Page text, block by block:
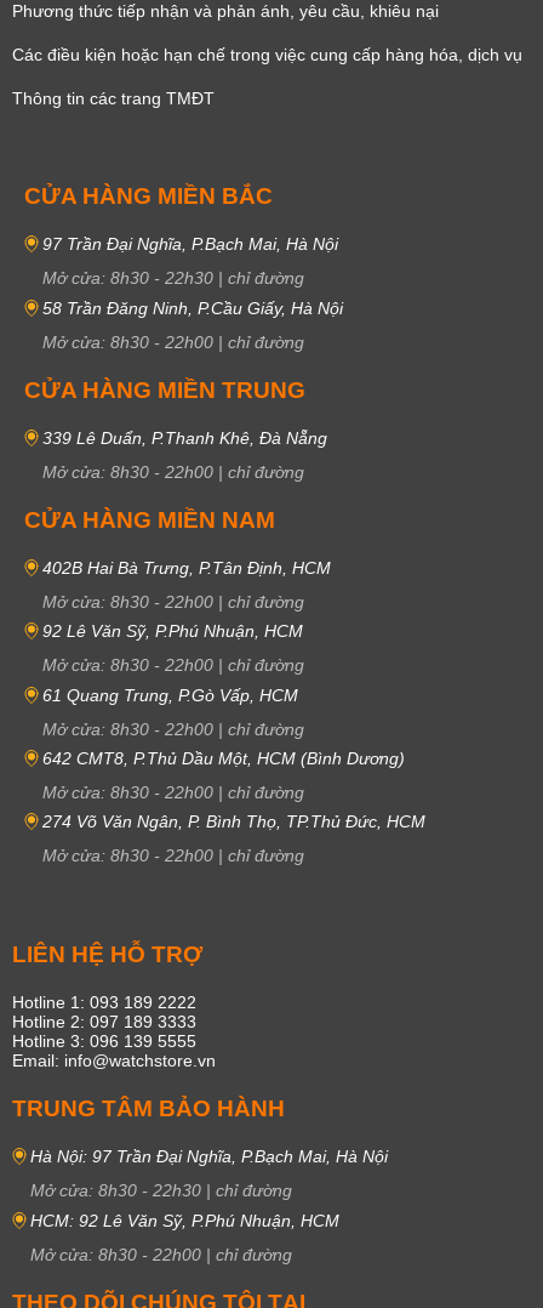
Phương thức tiếp nhận và phản ánh, yêu cầu, khiêu nại
Các điều kiện hoặc hạn chế trong việc cung cấp hàng hóa, dịch vụ
Thông tin các trang TMĐT
CỬA HÀNG MIỀN BẮC
97 Trần Đại Nghĩa, P.Bạch Mai, Hà Nội
Mở cửa: 8h30 - 22h30 | chỉ đường
58 Trần Đăng Ninh, P.Cầu Giấy, Hà Nội
Mở cửa: 8h30 - 22h00 | chỉ đường
CỬA HÀNG MIỀN TRUNG
339 Lê Duẩn, P.Thanh Khê, Đà Nẵng
Mở cửa: 8h30 - 22h00 | chỉ đường
CỬA HÀNG MIỀN NAM
402B Hai Bà Trưng, P.Tân Định, HCM
Mở cửa: 8h30 - 22h00 | chỉ đường
92 Lê Văn Sỹ, P.Phú Nhuận, HCM
Mở cửa: 8h30 - 22h00 | chỉ đường
61 Quang Trung, P.Gò Vấp, HCM
Mở cửa: 8h30 - 22h00 | chỉ đường
642 CMT8, P.Thủ Dầu Một, HCM (Bình Dương)
Mở cửa: 8h30 - 22h00 | chỉ đường
274 Võ Văn Ngân, P. Bình Thọ, TP.Thủ Đức, HCM
Mở cửa: 8h30 - 22h00 | chỉ đường
LIÊN HỆ HỖ TRỢ
Hotline 1: 093 189 2222
Hotline 2: 097 189 3333
Hotline 3: 096 139 5555
Email: info@watchstore.vn
TRUNG TÂM BẢO HÀNH
Hà Nội: 97 Trần Đại Nghĩa, P.Bạch Mai, Hà Nội
Mở cửa: 8h30 - 22h30 | chỉ đường
HCM: 92 Lê Văn Sỹ, P.Phú Nhuận, HCM
Mở cửa: 8h30 - 22h00 | chỉ đường
THEO DÕI CHÚNG TÔI TẠI